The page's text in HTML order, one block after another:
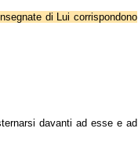
di Lui corrispondono
davanti ad esse e ad